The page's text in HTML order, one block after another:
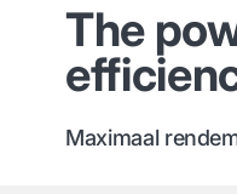
The
Maximaal